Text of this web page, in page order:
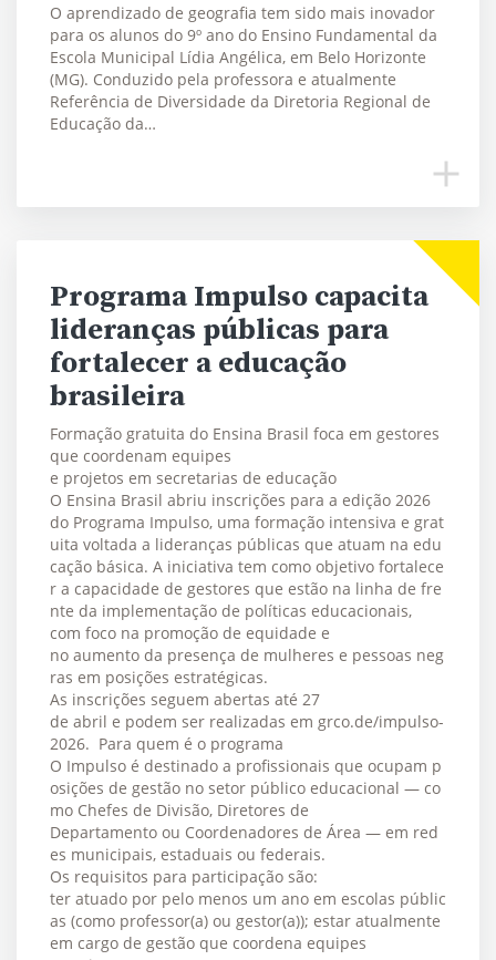
O aprendizado de geografia tem sido mais inovador
para os alunos do 9º ano do Ensino Fundamental da
Escola Municipal Lídia Angélica, em Belo Horizonte
(MG). Conduzido pela professora e atualmente
Referência de Diversidade da Diretoria Regional de
Educação da…
Programa Impulso capacita
lideranças públicas para
fortalecer a educação
brasileira
Formação gratuita do Ensina Brasil foca em gestores
que coordenam equipes
e projetos em secretarias de educação
O Ensina Brasil abriu inscrições para a edição 2026
do Programa Impulso, uma formação intensiva e grat
uita voltada a lideranças públicas que atuam na edu
cação básica. A iniciativa tem como objetivo fortalece
r a capacidade de gestores que estão na linha de fre
nte da implementação de políticas educacionais,
com foco na promoção de equidade e
no aumento da presença de mulheres e pessoas neg
ras em posições estratégicas.
As inscrições seguem abertas até 27
de abril e podem ser realizadas em grco.de/impulso-
2026. Para quem é o programa
O Impulso é destinado a profissionais que ocupam p
osições de gestão no setor público educacional — co
mo Chefes de Divisão, Diretores de
Departamento ou Coordenadores de Área — em red
es municipais, estaduais ou federais.
Os requisitos para participação são:
ter atuado por pelo menos um ano em escolas públic
as (como professor(a) ou gestor(a)); estar atualmente
em cargo de gestão que coordena equipes